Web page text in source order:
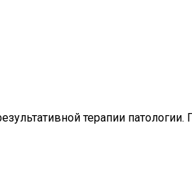
терапии патологии.